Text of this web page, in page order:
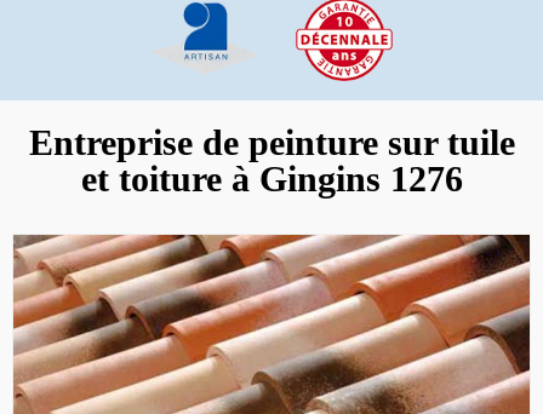
Entreprise de peinture sur tuile
et toiture à Gingins 1276